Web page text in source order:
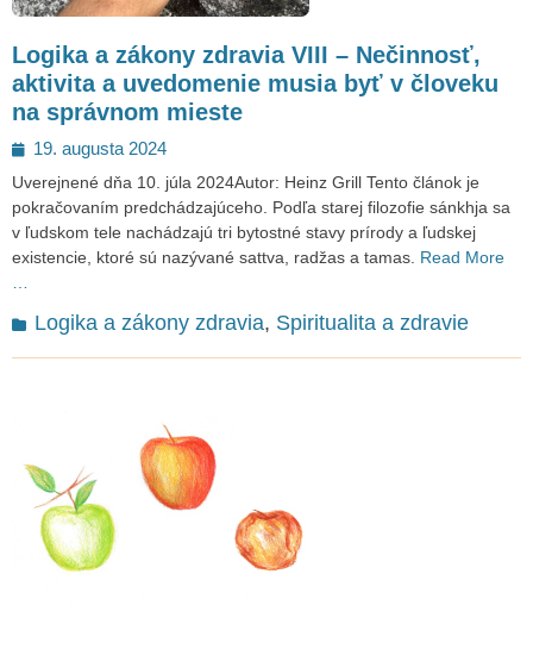
Logika a zákony zdravia VIII – Nečinnosť,
aktivita a uvedomenie musia byť v človeku
na správnom mieste
Posted
on
19. augusta 2024
Uverejnené dňa 10. júla 2024Autor: Heinz Grill Tento článok je
pokračovaním predchádzajúceho. Podľa starej filozofie sánkhja sa
v ľudskom tele nachádzajú tri bytostné stavy prírody a ľudskej
existencie, ktoré sú nazývané sattva, radžas a tamas. Read More
Categories
Logika a zákony zdravia, Spiritualita a zdravie